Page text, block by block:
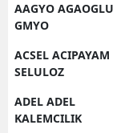
AAGYO AGAOGLU
GMYO
ACSEL ACIPAYAM
SELULOZ
ADEL ADEL
KALEMCILIK